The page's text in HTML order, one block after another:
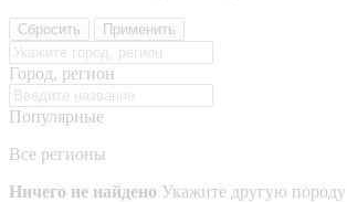
Сбросить Применить
Город, регион
Популярные
Все регионы
Ничего не найдено Укажите другую породу